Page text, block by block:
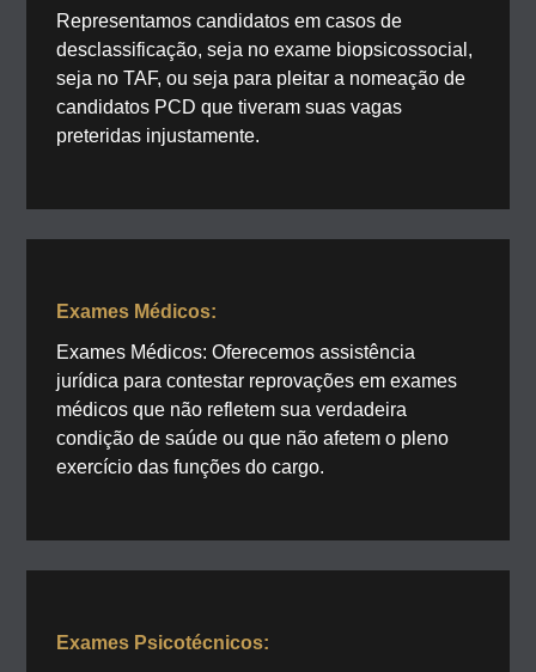
Representamos candidatos em casos de
desclassificação, seja no exame biopsicossocial,
seja no TAF, ou seja para pleitar a nomeação de
candidatos PCD que tiveram suas vagas
preteridas injustamente.
Exames Médicos:
Exames Médicos: Oferecemos assistência
jurídica para contestar reprovações em exames
médicos que não refletem sua verdadeira
condição de saúde ou que não afetem o pleno
exercício das funções do cargo.
Exames Psicotécnicos: